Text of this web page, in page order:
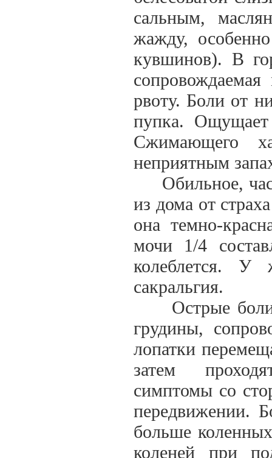
сальным,
жажду,
кувшинов). В
рвоту. Боли от
пупка. Ощущает
Сжимающего
неприятным
Обильное,
из дома от
она темно-
мочи 1/4
колеблется. У
сакральгия.
Острые боли
грудины,
лопатки
затем
симптомы со
передвижении.
больше
коленей при